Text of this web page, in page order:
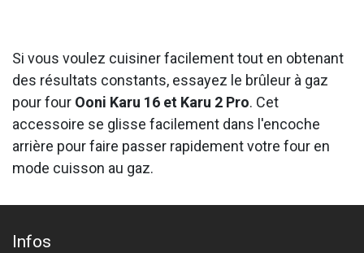
Si vous voulez cuisiner facilement tout en obtenant
des résultats constants, essayez le brûleur à gaz
pour four Ooni Karu 16 et Karu 2 Pro. Cet
accessoire se glisse facilement dans l'encoche
arrière pour faire passer rapidement votre four en
mode cuisson au gaz.
Infos